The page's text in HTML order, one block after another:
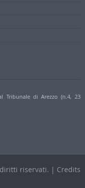
Tribunale di Arezzo (n.4, 23
riservati. | Credits